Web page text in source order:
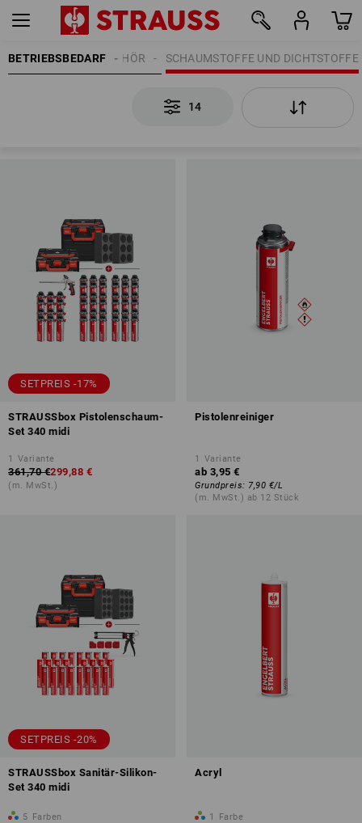
BETRIEBSBEDARF SCHAUMSTOFFE UND DICHTSTOFFE
BAUZUBEHÖR
14
SETPREIS -17%
STRAUSSbox Pistolenschaum-
Set 340 midi
1 Variante
361,70 €299,88 €
(m. MwSt.)
Pistolenreiniger
1 Variante
ab 3,95 €
Grundpreis: 7,90 €/L
(m. MwSt.) ab 12 Stück
SETPREIS -20%
STRAUSSbox Sanitär-Silikon-
Set 340 midi
5 Farben
Acryl
1 Farbe